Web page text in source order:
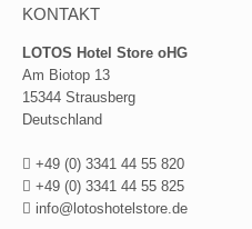
KONTAKT
LOTOS Hotel Store oHG
Am Biotop 13
15344 Strausberg
Deutschland
+49 (0) 3341 44 55 820
+49 (0) 3341 44 55 825
info@lotoshotelstore.de